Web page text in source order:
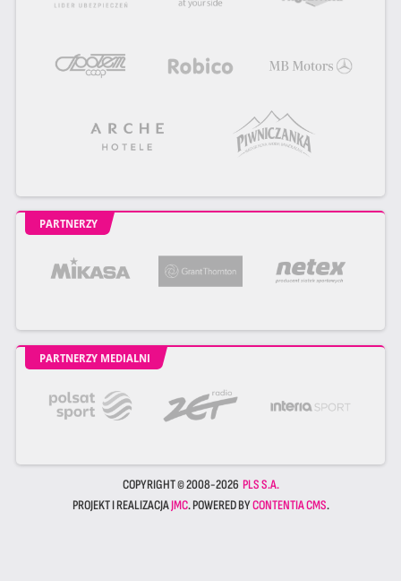
PARTNERZY
PARTNERZY MEDIALNI
COPYRIGHT © 2008-2026 PLS S.A.
PROJEKT I REALIZACJAJMC. POWERED BYCONTENTIA CMS.